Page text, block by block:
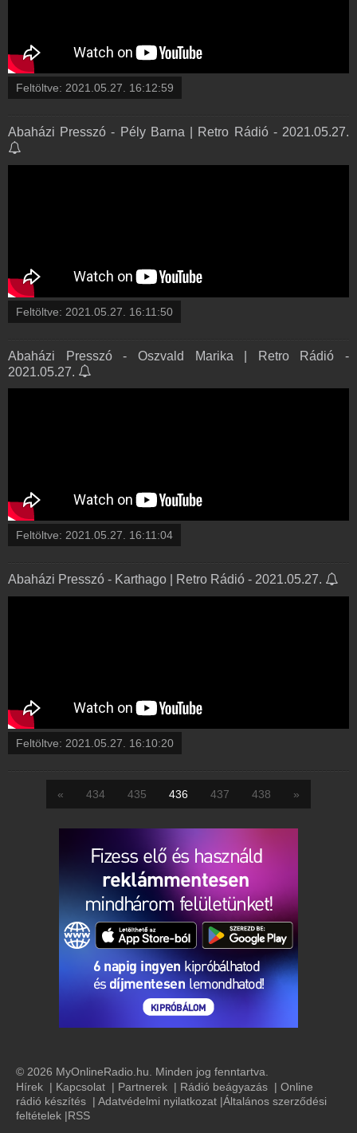
Feltöltve: 2021.05.27. 16:12:59
Abaházi Presszó - Pély Barna | Retro Rádió - 2021.05.27.
Feltöltve: 2021.05.27. 16:11:50
Abaházi Presszó - Oszvald Marika | Retro Rádió -
2021.05.27.
Feltöltve: 2021.05.27. 16:11:04
Abaházi Presszó - Karthago | Retro Rádió - 2021.05.27.
Feltöltve: 2021.05.27. 16:10:20
« 434 435 436 437 438 »
© 2026 MyOnlineRadio.hu. Minden jog fenntartva.
Hírek | Kapcsolat | Partnerek | Rádió beágyazás | Online
rádió készítés | Adatvédelmi nyilatkozat |Általános szerződési
feltételek |RSS